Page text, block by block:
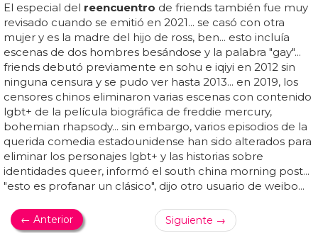
El especial del reencuentro de friends también fue muy
revisado cuando se emitió en 2021... se casó con otra
mujer y es la madre del hijo de ross, ben... esto incluía
escenas de dos hombres besándose y la palabra "gay"...
friends debutó previamente en sohu e iqiyi en 2012 sin
ninguna censura y se pudo ver hasta 2013... en 2019, los
censores chinos eliminaron varias escenas con contenido
lgbt+ de la película biográfica de freddie mercury,
bohemian rhapsody... sin embargo, varios episodios de la
querida comedia estadounidense han sido alterados para
eliminar los personajes lgbt+ y las historias sobre
identidades queer, informó el south china morning post...
"esto es profanar un clásico", dijo otro usuario de weibo...
← Anterior Siguiente →